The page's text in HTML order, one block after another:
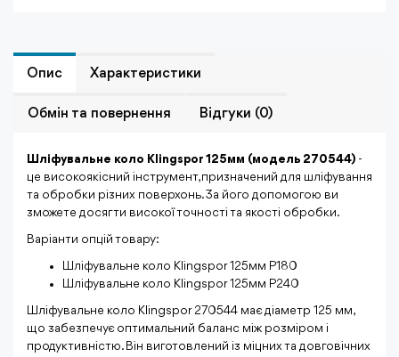
Опис Характеристики
Обмiн та повернення Відгуки (0)
Шліфувальне коло Klingspor 125мм (модель 270544) -
це високоякісний інструмент, призначений для шліфування
та обробки різних поверхонь. За його допомогою ви
зможете досягти високої точності та якості обробки.
Варіанти опцій товару:
Шліфувальне коло Klingspor 125мм P180
Шліфувальне коло Klingspor 125мм P240
Шліфувальне коло Klingspor 270544 має діаметр 125 мм,
що забезпечує оптимальний баланс між розміром і
продуктивністю. Він виготовлений із міцних та довговічних